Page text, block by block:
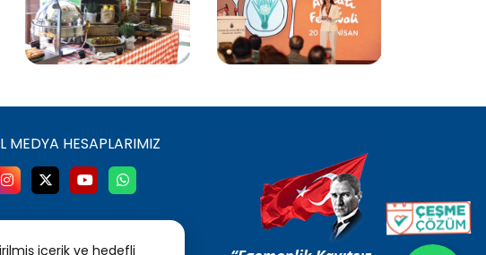
içerik ve hedefli
MEDYA HESAPLARIMIZ